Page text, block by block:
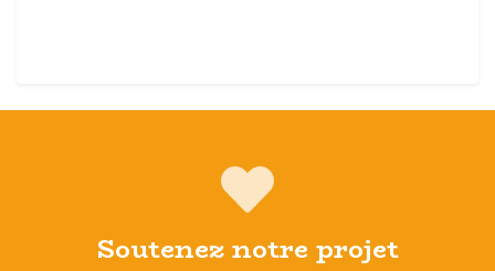
Soutenez notre projet